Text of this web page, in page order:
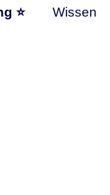
⭐ Wissen